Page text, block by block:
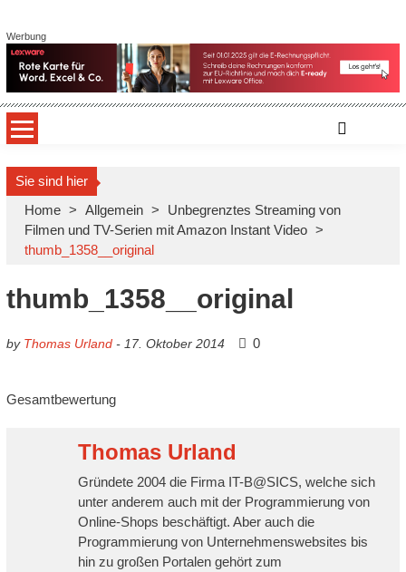
Webshop aktuell
Werbung
Sie sind hier
Home > Allgemein >
Unbegrenztes Streaming von
Filmen und TV-Serien mit Amazon Instant Video >
thumb_1358__original
thumb_1358__original
by Thomas Urland- 17. Oktober 2014 0
Gesamtbewertung
Thomas Urland
Gründete 2004 die Firma IT-B@SICS, welche sich
unter anderem auch mit der Programmierung von
Online-Shops beschäftigt. Aber auch die
Programmierung von Unternehmenswebsites bis
hin zu großen Portalen gehört zum